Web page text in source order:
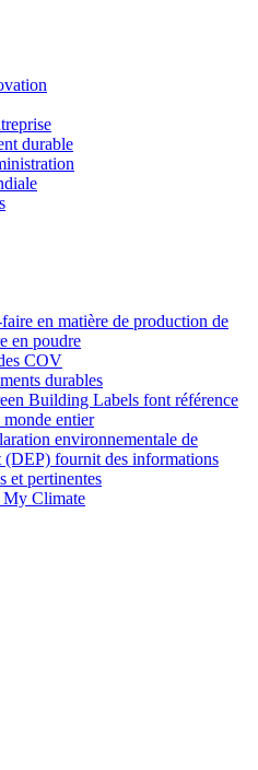
durable
en matière de production de
en poudre
COV
durables
Building Labels font référence
monde entier
environnementale de
(DEP) fournit des informations
et pertinentes
Climate